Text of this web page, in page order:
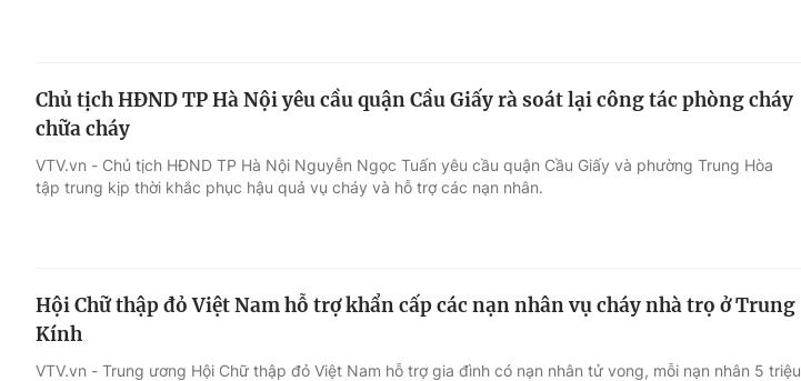
Chủ tịch HĐND TP Hà Nội yêu cầu quận Cầu Giấy rà soát lại công tác phòng cháy
chữa cháy
VTV.vn - Chủ tịch HĐND TP Hà Nội Nguyễn Ngọc Tuấn yêu cầu quận Cầu Giấy và phường Trung Hòa
tập trung kịp thời khắc phục hậu quả vụ cháy và hỗ trợ các nạn nhân.
Hội Chữ thập đỏ Việt Nam hỗ trợ khẩn cấp các nạn nhân vụ cháy nhà trọ ở Trung
Kính
VTV.vn - Trung ương Hội Chữ thập đỏ Việt Nam hỗ trợ gia đình có nạn nhân tử vong, mỗi nạn nhân 5 triệu